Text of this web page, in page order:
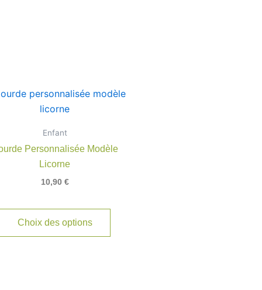
Enfant
Personnalisée Modèle
Licorne
10,90 €
Choix des options